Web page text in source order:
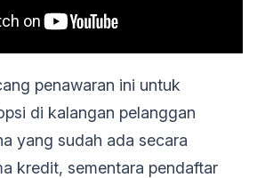
penawaran ini untuk
di kalangan pelanggan
yang sudah ada secara
kredit, sementara pendaftar